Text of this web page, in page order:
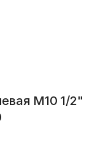
M10 1/2"